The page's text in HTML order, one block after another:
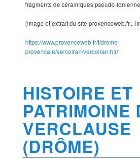
fragments de céramiques pseudo-
(image et extrait du site provenceweb.fr...
https://www.provenceweb.fr/f/drome-
provencale/vercoiran/vercoiran.htm
HISTOIRE ET
PATRIMOINE
VERCLAUSE
(DRÔME)